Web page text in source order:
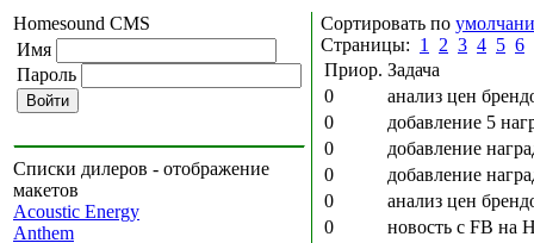
Homesound CMS
Имя
Пароль
Списки дилеров - отображение
макетов
Acoustic Energy
Anthem
Сортировать по
Страницы: 1 2 3 4 5 6
Приор. Задача
0
анализ цен
0
добавление 5
0
добавление
0
добавление
0
анализ цен
0
новость с FB на